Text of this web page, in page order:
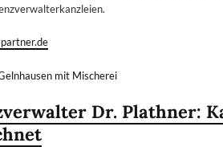
Dr. Plathner: